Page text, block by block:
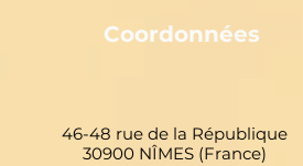
Coordonnées
46-48 rue de la République
30900 NÎMES (France)